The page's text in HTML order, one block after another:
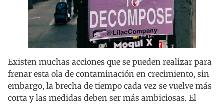
Existen muchas acciones que se pueden realizar para
frenar esta ola de contaminación en crecimiento, sin
embargo, la brecha de tiempo cada vez se vuelve más
corta y las medidas deben ser más ambiciosas. El